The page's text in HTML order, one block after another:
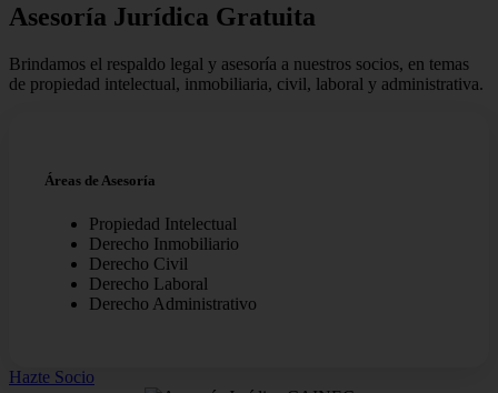
Asesoría Jurídica Gratuita
Brindamos el respaldo legal y asesoría a nuestros socios, en temas
de propiedad intelectual, inmobiliaria, civil, laboral y administrativa.
Áreas de Asesoría
Propiedad Intelectual
Derecho Inmobiliario
Derecho Civil
Derecho Laboral
Derecho Administrativo
Hazte Socio